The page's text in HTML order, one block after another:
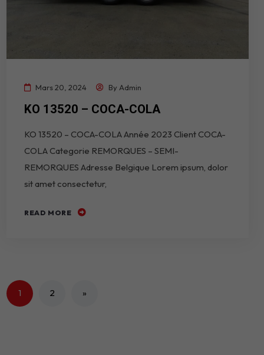
Mars 20, 2024 By Admin
KO 13520 – COCA-COLA
KO 13520 – COCA-COLA Année 2023 Client COCA-
COLA Categorie REMORQUES – SEMI-
REMORQUES Adresse Belgique Lorem ipsum, dolor
sit amet consectetur,
READ MORE
1 2 »